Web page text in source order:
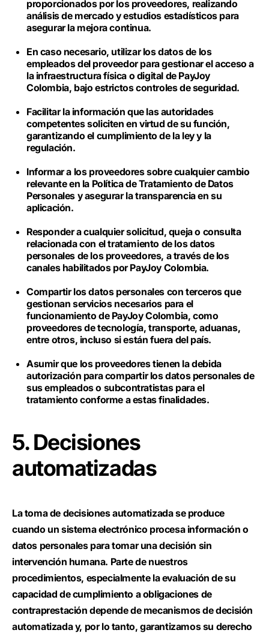
proporcionados por los proveedores, realizando
análisis de mercado y estudios estadísticos para
asegurar la mejora continua.
En caso necesario, utilizar los datos de los
empleados del proveedor para gestionar el acceso a
la infraestructura física o digital de PayJoy
Colombia, bajo estrictos controles de seguridad.
Facilitar la información que las autoridades
competentes soliciten en virtud de su función,
garantizando el cumplimiento de la ley y la
regulación.
Informar a los proveedores sobre cualquier cambio
relevante en la Política de Tratamiento de Datos
Personales y asegurar la transparencia en su
aplicación.
Responder a cualquier solicitud, queja o consulta
relacionada con el tratamiento de los datos
personales de los proveedores, a través de los
canales habilitados por PayJoy Colombia.
Compartir los datos personales con terceros que
gestionan servicios necesarios para el
funcionamiento de PayJoy Colombia, como
proveedores de tecnología, transporte, aduanas,
entre otros, incluso si están fuera del país.
Asumir que los proveedores tienen la debida
autorización para compartir los datos personales de
sus empleados o subcontratistas para el
tratamiento conforme a estas finalidades.
5. Decisiones
automatizadas
La toma de decisiones automatizada se produce
cuando un sistema electrónico procesa información o
datos personales para tomar una decisión sin
intervención humana. Parte de nuestros
procedimientos, especialmente la evaluación de su
capacidad de cumplimiento a obligaciones de
contraprestación depende de mecanismos de decisión
automatizada y, por lo tanto, garantizamos su derecho